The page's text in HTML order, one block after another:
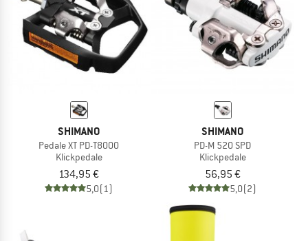
SHIMANO
Pedale XT PD-T8000
Klickpedale
134,95 €
5,0(1)
SHIMANO
PD-M 520 SPD
Klickpedale
56,95 €
5,0(2)